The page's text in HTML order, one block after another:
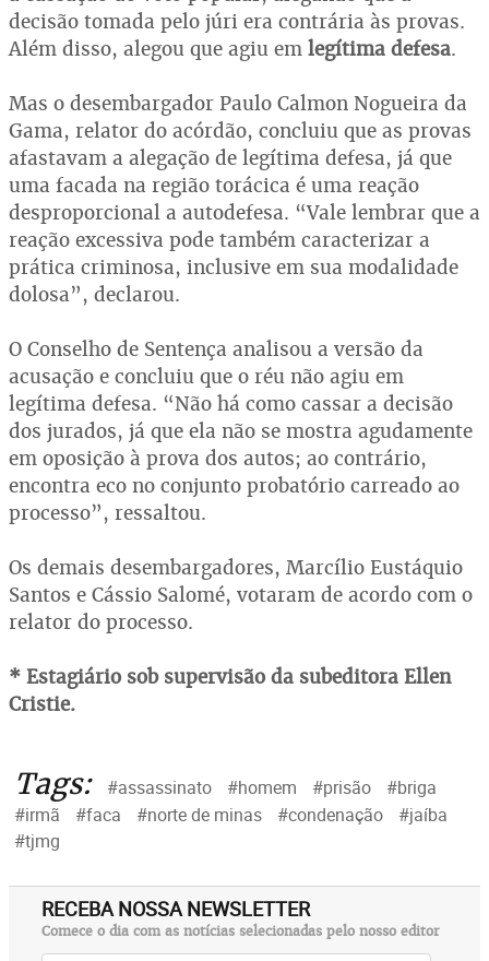
decisão tomada pelo júri era contrária às provas.
Além disso, alegou que agiu em legítima defesa.
Mas o desembargador Paulo Calmon Nogueira da
Gama, relator do acórdão, concluiu que as provas
afastavam a alegação de legítima defesa, já que
uma facada na região torácica é uma reação
desproporcional a autodefesa. “Vale lembrar que a
reação excessiva pode também caracterizar a
prática criminosa, inclusive em sua modalidade
dolosa”, declarou.
O Conselho de Sentença analisou a versão da
acusação e concluiu que o réu não agiu em
legítima defesa. “Não há como cassar a decisão
dos jurados, já que ela não se mostra agudamente
em oposição à prova dos autos; ao contrário,
encontra eco no conjunto probatório carreado ao
processo”, ressaltou.
Os demais desembargadores, Marcílio Eustáquio
Santos e Cássio Salomé, votaram de acordo com o
relator do processo.
* Estagiário sob supervisão da subeditora Ellen
Cristie.
Tags: #assassinato #homem #prisão
#briga
#irmã
#faca #norte de minas #condenação
#jaíba
#tjmg
RECEBA NOSSA NEWSLETTER
Comece o dia com as notícias selecionadas pelo nosso editor